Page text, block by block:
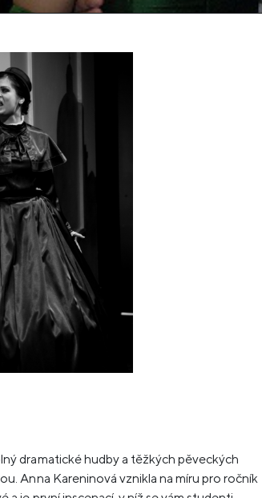
dramatické hudby a těžkých pěveckých
Anna Kareninová vznikla na míru pro ročník